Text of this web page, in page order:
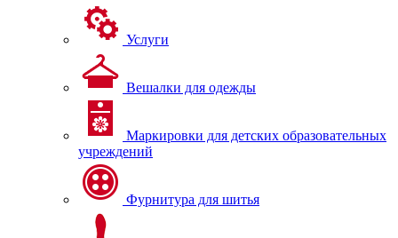
Услуги
Вешалки для одежды
Маркировки для детских образовательных
учреждений
Фурнитура для шитья